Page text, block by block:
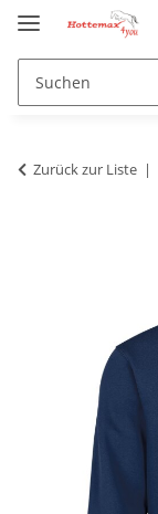
Zurück zur Liste